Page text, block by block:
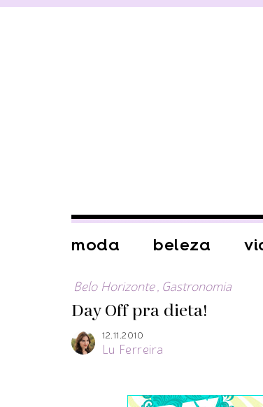
moda beleza
Belo Horizonte , Gastronomia
Day Off pra dieta!
12.11.2010
Lu Ferreira